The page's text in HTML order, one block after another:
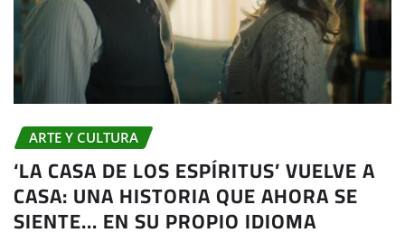
ARTE Y CULTURA
‘LA CASA DE LOS ESPÍRITUS’ VUELVE A
CASA: UNA HISTORIA QUE AHORA SE
SIENTE… EN SU PROPIO IDIOMA